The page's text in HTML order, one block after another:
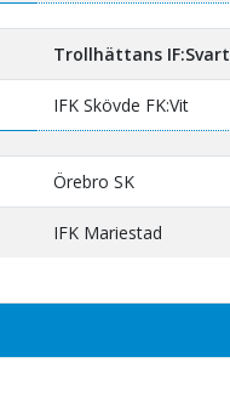
Trollhättans IF:Svart
IFK Skövde FK:Vit
Örebro SK
IFK Mariestad